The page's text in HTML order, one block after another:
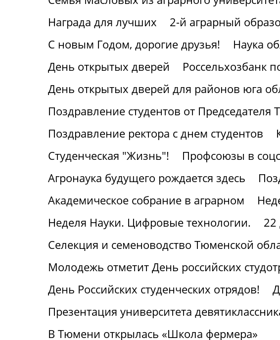
Награда для лучших
2-й аграрный
С новым Годом, дорогие друзья!
Наука
День открытых дверей
Россельхозбанк
День открытых дверей для районов юга
Поздравление студентов от
Поздравление ректора с днем студентов
Студенческая "Жизнь"!
Профсоюзы в
Агронаука будущего рождается здесь
Академическое собрание в аграрном
Неделя Науки. Цифровые технологии.
22
Селекция и семеноводство Тюменской
Молодежь отметит День российских
День Российских студенческих отрядов!
Презентация университета
В Тюмени открылась «Школа фермера»